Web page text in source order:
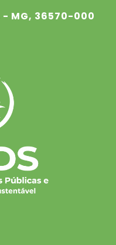
- MG, 36570-000